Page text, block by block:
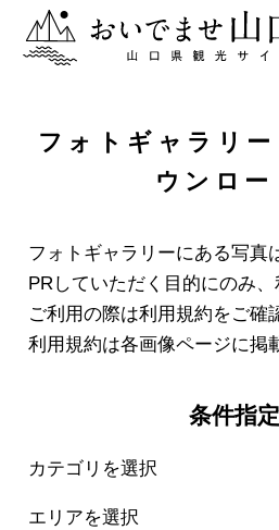
おいでませ山口へー山口県観光
フォトギャラリ
ウンロー
フォトギャラリーにある写真
PRしていただく目的にのみ、
ご利用の際は利用規約をご確
利用規約は各画像ページに掲
条件指
カテゴリを選択
エリアを選択